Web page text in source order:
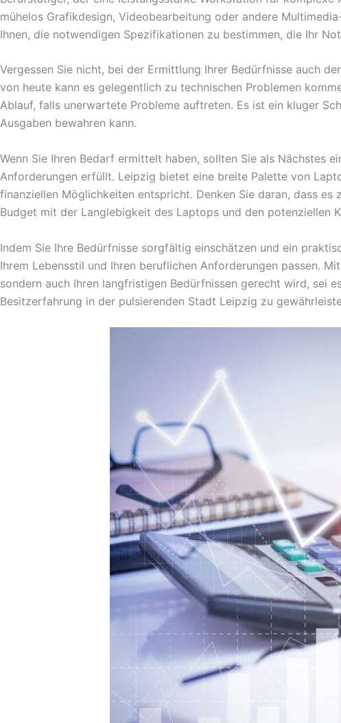
mühelos Grafikdesign, Videobearbeitung oder andere
Ihnen, die notwendigen Spezifikationen zu bestimmen, die Ihr
Vergessen Sie nicht, bei der Ermittlung Ihrer Bedürfnisse auch
von heute kann es gelegentlich zu technischen Problemen
Ablauf, falls unerwartete Probleme auftreten. Es ist ein kluger
Ausgaben bewahren kann.
Wenn Sie Ihren Bedarf ermittelt haben, sollten Sie als Nächstes
Anforderungen erfüllt. Leipzig bietet eine breite Palette von
finanziellen Möglichkeiten entspricht. Denken Sie daran, dass
Budget mit der Langlebigkeit des Laptops und den potenziellen
Indem Sie Ihre Bedürfnisse sorgfältig einschätzen und ein
Ihrem Lebensstil und Ihren beruflichen Anforderungen passen.
sondern auch Ihren langfristigen Bedürfnissen gerecht wird, sei
Besitzerfahrung in der pulsierenden Stadt Leipzig zu